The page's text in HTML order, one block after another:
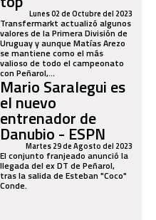
Lunes 02 de Octubre del 2023
Transfermarkt actualizó algunos
valores de la Primera División de
Uruguay y aunque Matías Arezo
se mantiene como el más
valioso de todo el campeonato
con Peñarol,...
Mario Saralegui es
el nuevo
entrenador de
Danubio - ESPN
Martes 29 de Agosto del 2023
El conjunto franjeado anunció la
llegada del ex DT de Peñarol,
tras la salida de Esteban "Coco"
Conde.